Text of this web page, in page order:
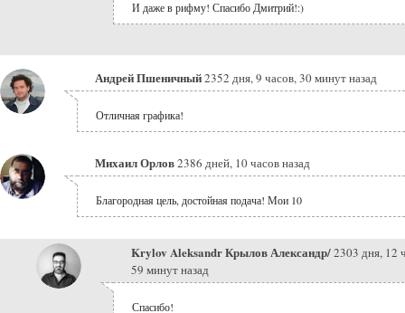
И даже в рифму! Спасибо Дмитрий!:)
Андрей Пшеничный2352 дня, 9 часов, 30 минут назад
Отличная графика!
Михаил Орлов2386 дней, 10 часов назад
Благородная цель, достойная подача! Мои 10
Krylov Aleksandr Крылов Александр/2303 дня, 12
59 минут назад
Спасибо!